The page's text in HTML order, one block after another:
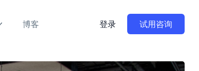
博客 登录 试用咨询